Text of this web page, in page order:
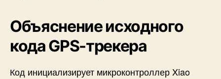
Объяснение исходного
кода GPS-трекера
Код инициализирует микроконтроллер Xiao